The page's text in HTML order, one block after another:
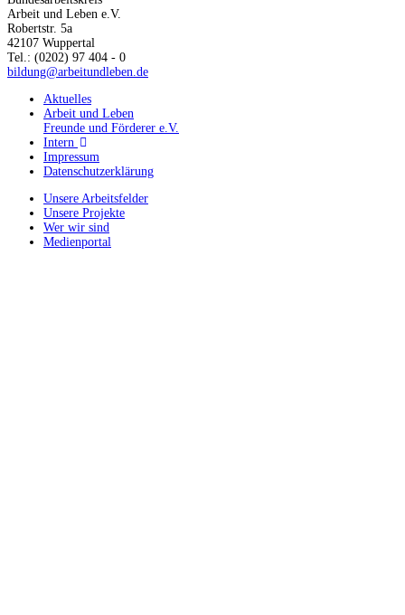
Arbeit und Leben e.V.
Robertstr. 5a
42107 Wuppertal
Tel.: (0202) 97 404 - 0
bildung@arbeitundleben.de
Aktuelles
Arbeit und Leben
Freunde und Förderer e.V.
Intern
Impressum
Datenschutzerklärung
Unsere Arbeitsfelder
Unsere Projekte
Wer wir sind
Medienportal